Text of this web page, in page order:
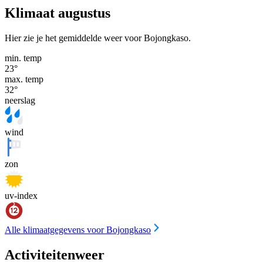
Klimaat augustus
Hier zie je het gemiddelde weer voor Bojongkaso.
min. temp
23°
max. temp
32°
neerslag
wind
zon
uv-index
Alle klimaatgegevens voor Bojongkaso
Activiteitenweer